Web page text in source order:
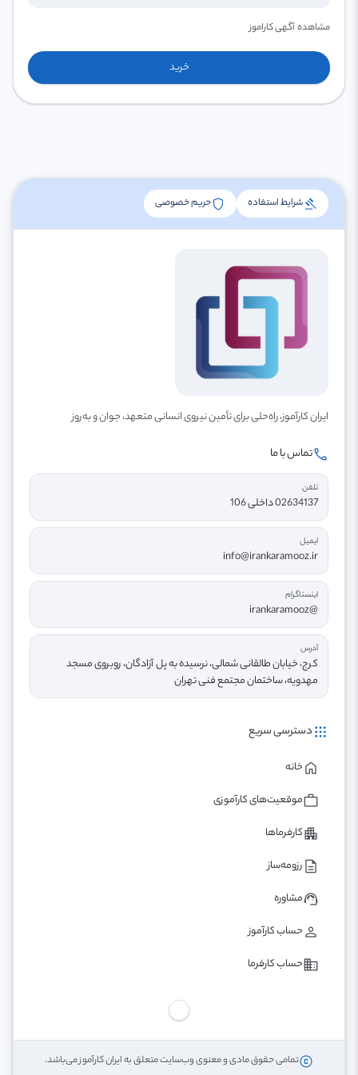
مشاهده آگهی کاراموز
خرید
gavelشرایط استفاده shieldحریم خصوصی
ایران کارآموز، راه‌حلی برای تأمین نیروی انسانی متعهد، جوان و به‌روز
callتماس با ما
تلفن
02634137 داخلی 106
ایمیل
info@irankaramooz.ir
اینستاگرام
@irankaramooz
آدرس
کرج، خیابان طالقانی شمالی، نرسیده به پل آزادگان، روبروی مسجد
مهدویه، ساختمان مجتمع فنی تهران
appsدسترسی سریع
homeخانه
workموقعیت‌های کارآموزی
apartmentکارفرماها
descriptionرزومه‌ساز
support_agentمشاوره
personحساب کارآموز
businessحساب کارفرما
copyrightتمامی حقوق مادی و معنوی وب‌سایت متعلق به ایران کارآموز می‌باشد.